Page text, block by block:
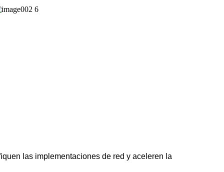
las implementaciones de red y aceleren la